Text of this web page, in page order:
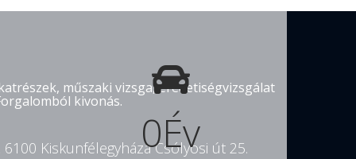
0Év
műszaki vizsga, eredetiségvizsgálat
kivonás.
Kiskunfélegyháza Csólyosi út 25.